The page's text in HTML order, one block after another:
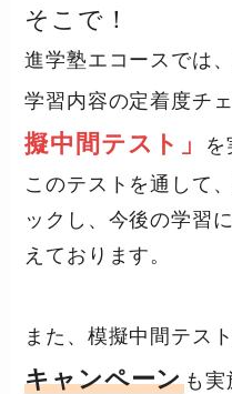
そこで！
進学塾エコースでは
学習内容の定着度チ
擬中間テスト」
を
このテストを通して
ックし、今後の学習
えております。
また、模擬中間テス
キャンペーン も実